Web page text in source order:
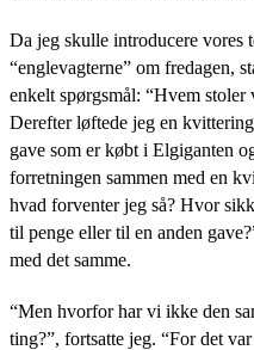
Da jeg skulle introducere vores
“englevagterne” om fredagen,
enkelt spørgsmål: “Hvem
Derefter løftede jeg en
gave som er købt i Elgiganten
forretningen sammen med en
hvad forventer jeg så? Hvor
til penge eller til en anden
med det samme.
“Men hvorfor har vi ikke den
ting?”, fortsatte jeg. “For det